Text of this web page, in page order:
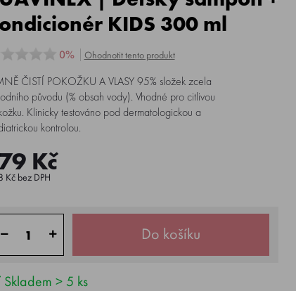
KIDS 300 ml
0% Ohodnotit tento produkt
ČISTÍ POKOŽKU A VLASY 95% složek zcela
původu (% obsah vody). Vhodné pro citlivou
Klinicky testováno pod dermatologickou a
kontrolou.
Kč
Kč bez DPH
Do košíku
Skladem > 5 ks